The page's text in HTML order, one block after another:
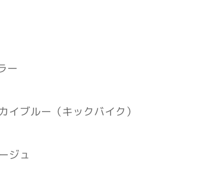
ー
ブルー（キックバイク）
ジュ